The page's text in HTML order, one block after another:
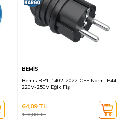
BEMİS
Bemis BP1-1402-2022 CEE Norm IP44
220V-250V Eğik Fiş
130,80TL
64,09TL